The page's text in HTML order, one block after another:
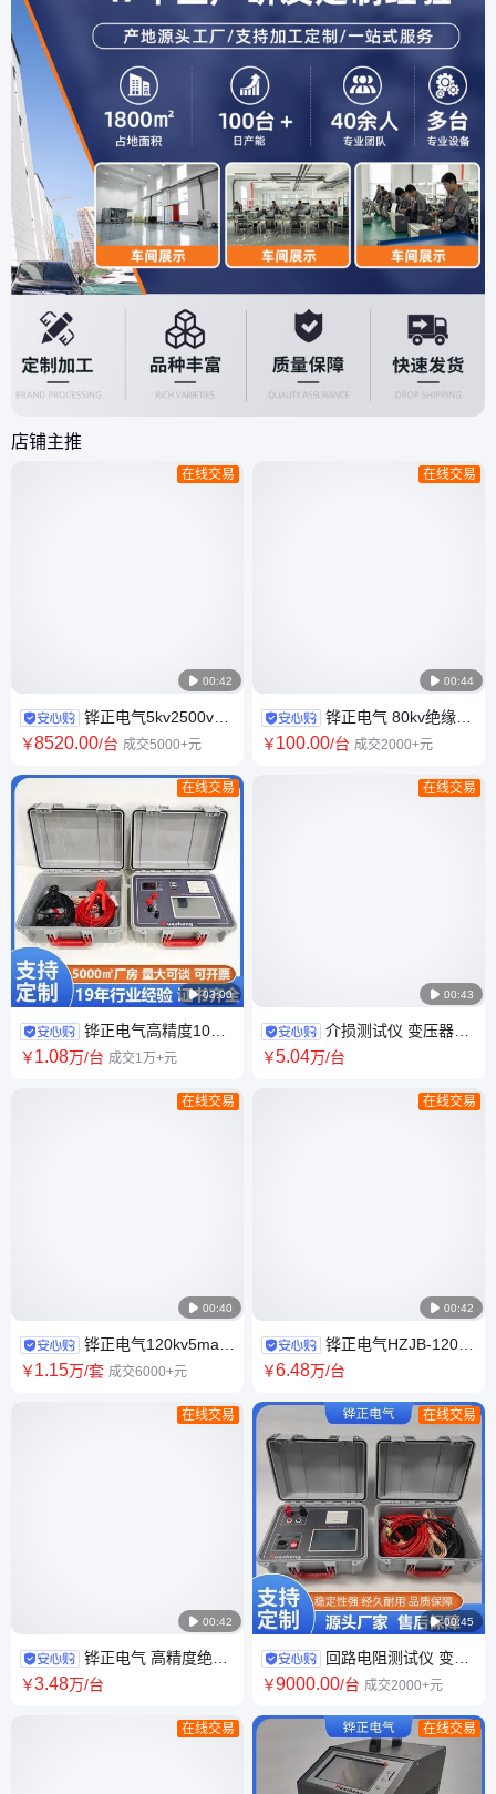
示极化指数（PI）,诱电
吸收比（DAR）的测试值
精度的
用了高
实现了
确探测
店铺主推
 00:42
在线交易
铧正电气5kv2500v绝
缘电阻测试仪 变压器电阻检测
￥8520.00/台 成交5000+元
 03:00
在线交易
铧正电气高精度10A
变压器直流电阻测试仪支持出
￥1.08万/台 成交1万+元
 00:40
在线交易
铧正电气120kv5ma直
流高压发生器 HZZGF系列直高
￥1.15万/套 成交6000+元
 00:42
在线交易
铧正电气 高精度绝缘
油介质损耗及电阻率测试仪
￥3.48万/台
在线交易
 00:44
在线交易
铧正电气 80kv绝缘油
介电强度测试仪 油耐压击穿试
￥100.00/台 成交2000+元
 00:43
在线交易
介损测试仪 变压器介
质损耗因数检测仪HZ-2000F
￥5.04万/台
 00:42
在线交易
铧正电气HZJB-1200
六相继电保护测试仪 外贸CE证
￥6.48万/台
 00:45
在线交易
回路电阻测试仪 变压
器接触电阻测定仪 铧正HZ-
￥9000.00/台 成交2000+元
在线交易